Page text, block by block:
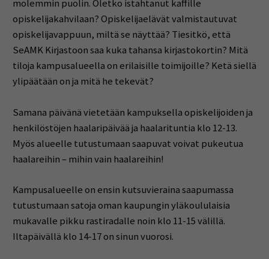
molemmin puolin. Oletko istahtanut kaffille
opiskelijakahvilaan? Opiskelijaelävät valmistautuvat
opiskelijavappuun, miltä se näyttää? Tiesitkö, että
SeAMK Kirjastoon saa kuka tahansa kirjastokortin? Mitä
tiloja kampusalueella on erilaisille toimijoille? Ketä siellä
ylipäätään on ja mitä he tekevät?
Samana päivänä vietetään kampuksella opiskelijoiden ja
henkilöstöjen haalaripäivää ja haalarituntia klo 12-13.
Myös alueelle tutustumaan saapuvat voivat pukeutua
haalareihin – mihin vain haalareihin!
Kampusalueelle on ensin kutsuvieraina saapumassa
tutustumaan satoja oman kaupungin yläkoululaisia
mukavalle pikku rastiradalle noin klo 11-15 välillä.
Iltapäivällä klo 14-17 on sinun vuorosi.